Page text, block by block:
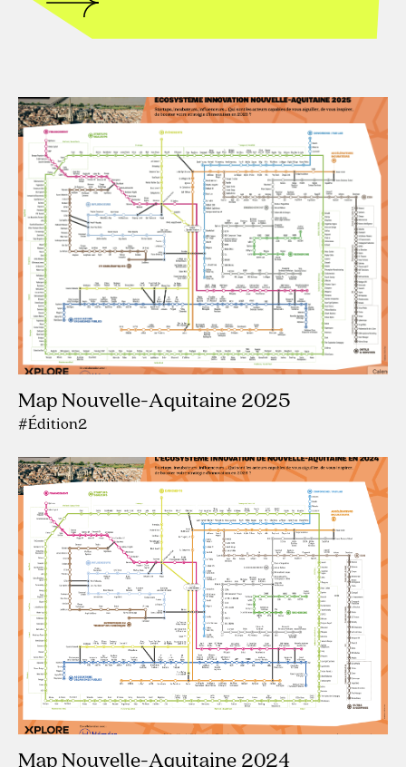
Map Nouvelle-Aquitaine 2025
#Édition2
Map Nouvelle-Aquitaine 2024